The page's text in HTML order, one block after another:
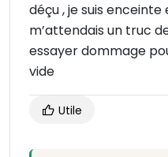
déçu , je suis
m’attendais un truc
essayer dommage
vide
Utile